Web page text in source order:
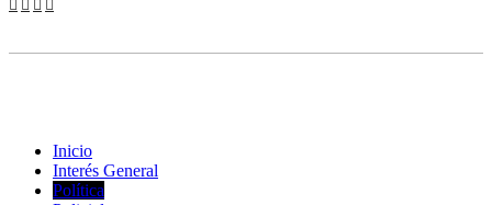
Inicio
Interés General
Política